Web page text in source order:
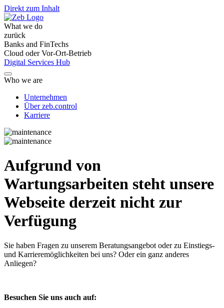
Direkt zum Inhalt
What we do
zurück
Banks and FinTechs
Cloud oder Vor-Ort-Betrieb
Digital Services Hub
Who we are
Unternehmen
Über zeb.control
Karriere
Aufgrund von
Wartungsarbeiten steht unsere
Webseite derzeit nicht zur
Verfügung
Sie haben Fragen zu unserem Beratungsangebot oder zu Einstiegs-
und Karrieremöglichkeiten bei uns? Oder ein ganz anderes
Anliegen?
Besuchen Sie uns auch auf: